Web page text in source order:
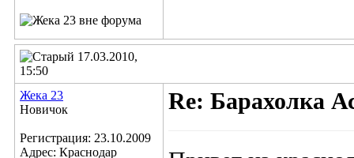
17.03.2010,
15:50
Жека 23
Новичок
Регистрация: 23.10.2009
Адрес: Краснодар
Re: Барахолка